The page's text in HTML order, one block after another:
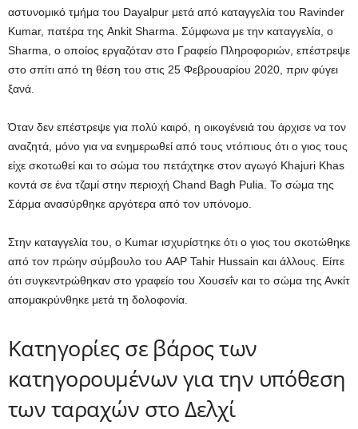
αστυνομικό τμήμα του Dayalpur μετά από καταγγελία του Ravinder
Kumar, πατέρα της Ankit Sharma. Σύμφωνα με την καταγγελία, ο
Sharma, ο οποίος εργαζόταν στο Γραφείο Πληροφοριών, επέστρεψε
στο σπίτι από τη θέση του στις 25 Φεβρουαρίου 2020, πριν φύγει
ξανά.
Όταν δεν επέστρεψε για πολύ καιρό, η οικογένειά του άρχισε να τον
αναζητά, μόνο για να ενημερωθεί από τους ντόπιους ότι ο γιος τους
είχε σκοτωθεί και το σώμα του πετάχτηκε στον αγωγό Khajuri Khas
κοντά σε ένα τζαμί στην περιοχή Chand Bagh Pulia. Το σώμα της
Σάρμα ανασύρθηκε αργότερα από τον υπόνομο.
Στην καταγγελία του, ο Kumar ισχυρίστηκε ότι ο γιος του σκοτώθηκε
από τον πρώην σύμβουλο του AAP Tahir Hussain και άλλους. Είπε
ότι συγκεντρώθηκαν στο γραφείο του Χουσεΐν και το σώμα της Ανκίτ
απομακρύνθηκε μετά τη δολοφονία.
Κατηγορίες σε βάρος των
κατηγορουμένων για την υπόθεση
των ταραχών στο Δελχί